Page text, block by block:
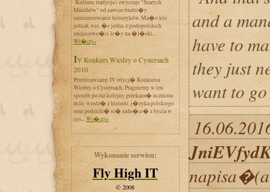
Kultura, tradycja i zwyczaje "Szarych
Mnichów" od zawsze budzi�y
zainteresowanie historyków. Ma�o kto
jednak wie, �e jedna z podopolskich
miejscowo�ci le�y na �l�ski...
Wi�cej»
IV Konkurs Wiedzy o Cystersach
2010
Przedstawiamy IV edycj� Konkursu
Wiedzy o Cystersach. Pragniemy w ten
sposób po raz kolejny przekaza� uczniom
m.in. wiedz� z historii, j�zyka polskiego
oraz podzieli� si� rado�ci� z bycia w
cys...Wi�cej»
Wykonanie serwisu:
Fly High IT
© 2008
and a
have to
they just
want to